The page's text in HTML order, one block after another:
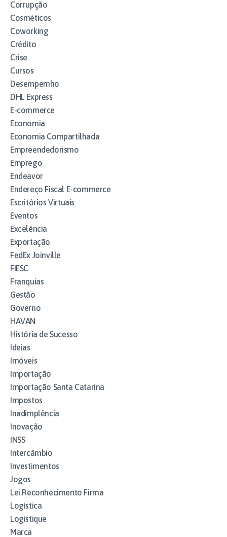
Corrupção
Cosméticos
Coworking
Crédito
Crise
Cursos
Desempemho
DHL Express
E-commerce
Economia
Economia Compartilhada
Empreendedorismo
Emprego
Endeavor
Endereço Fiscal E-commerce
Escritórios Virtuais
Eventos
Excelência
Exportação
FedEx Joinville
FIESC
Franquias
Gestão
Governo
HAVAN
História de Sucesso
Ideias
Imóveis
Importação
Importação Santa Catarina
Impostos
Inadimplência
Inovação
INSS
Intercâmbio
Investimentos
Jogos
Lei Reconhecimento Firma
Logística
Logistique
Marca